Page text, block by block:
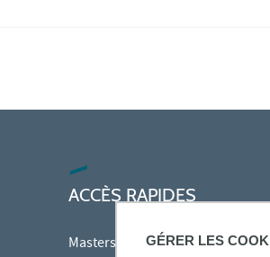
GÉRER LES
ACCÈS RAPIDES
Masters